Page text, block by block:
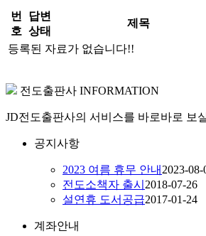
번
호
답변
상태
제목
등록된 자료가 없습니다!!
전도출판사 INFORMATION
JD전도출판사의 서비스를 바로바로 보
공지사항
2023 여름 휴무 안내 2023-08-
전도소책자 출시 2018-07-26
설연휴 도서공급2017-01-24
계좌안내